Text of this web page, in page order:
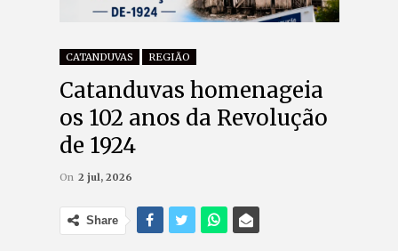
CATANDUVAS REGIÃO
Catanduvas homenageia
os 102 anos da Revolução
de 1924
On 2 jul, 2026
Share